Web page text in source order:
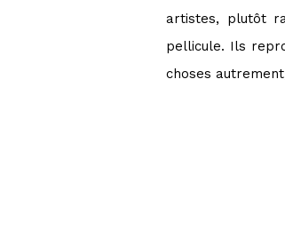
artistes, plutôt
pellicule. Ils
choses